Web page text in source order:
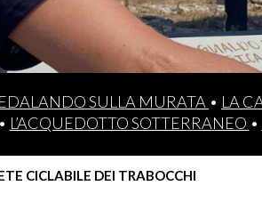
SULLA MURATA • LA
• L’ACQUEDOTTO SOTTERRANEO •
CICLABILE DEI TRABOCCHI